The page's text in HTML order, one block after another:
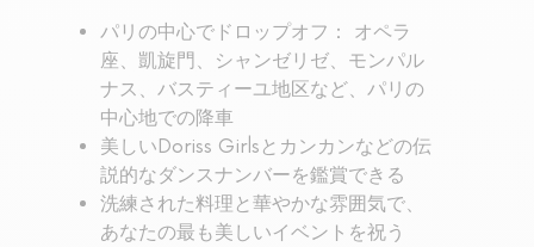
パリの中心でドロップオフ： オペラ
座、凱旋門、シャンゼリゼ、モンパル
ナス、バスティーユ地区など、パリの
中心地での降車
美しいDoriss Girlsとカンカンなどの伝
説的なダンスナンバーを鑑賞できる
洗練された料理と華やかな雰囲気で、
あなたの最も美しいイベントを祝う